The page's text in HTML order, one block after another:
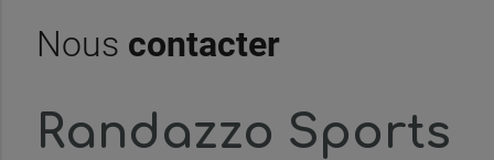
Nous contacter
Randazzo Sports